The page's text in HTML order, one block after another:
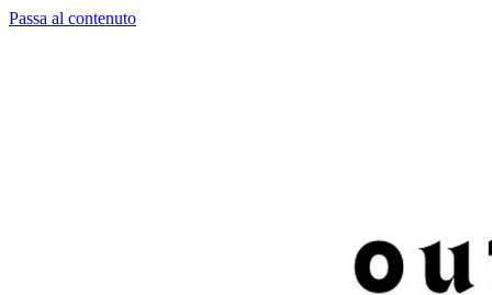
Passa al contenuto